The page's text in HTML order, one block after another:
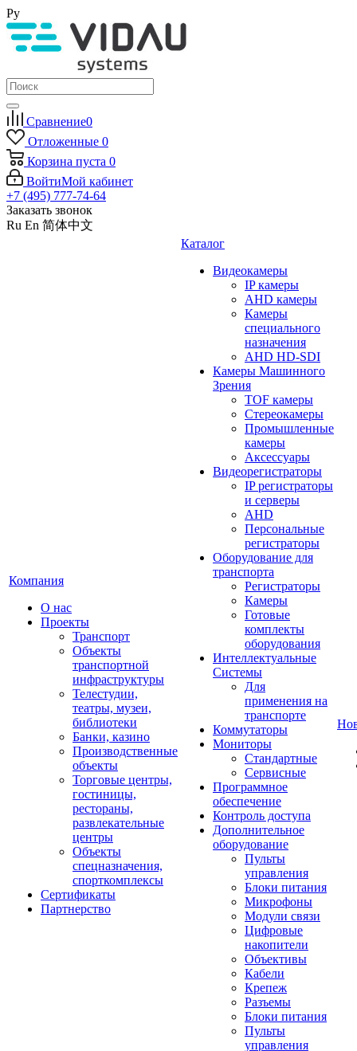
Ру
Сравнение0
Отложенные 0
Корзина пуста 0
ВойтиМой кабинет
+7 (495) 777-74-64
Заказать звонок
Ru En 简体中文
Компания
О нас
Проекты
Транспорт
Объекты
транспортной
инфраструктуры
Телестудии,
театры, музеи,
библиотеки
Банки, казино
Производственные
объекты
Торговые центры,
гостиницы,
рестораны,
развлекательные
центры
Объекты
спецназначения,
спорткомплексы
Сертификаты
Партнерство
Каталог
Видеокамеры
IP камеры
AHD камеры
Камеры
специального
назначения
AHD HD-SDI
Камеры Машинного
Зрения
TOF камеры
Стереокамеры
Промышленные
камеры
Аксессуары
Видеорегистраторы
IP регистраторы
и серверы
AHD
Персональные
регистраторы
Оборудование для
транспорта
Регистраторы
Камеры
Готовые
комплекты
оборудования
Интеллектуальные
Системы
Для
применения на
транспорте
Коммутаторы
Мониторы
Стандартные
Сервисные
Программное
обеспечение
Контроль доступа
Дополнительное
оборудование
Пульты
управления
Блоки питания
Микрофоны
Модули связи
Цифровые
накопители
Объективы
Кабели
Крепеж
Разъемы
Блоки питания
Пульты
управления